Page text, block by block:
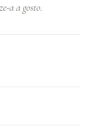
a a gosto.